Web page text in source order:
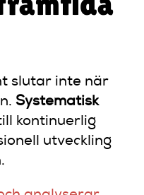
slutar inte när
Systematisk
kontinuerlig
utveckling